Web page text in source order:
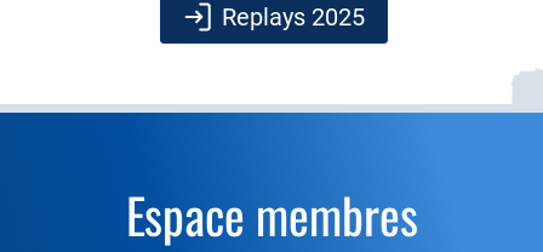
Replays 2025
Espace membres